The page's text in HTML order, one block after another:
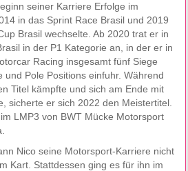
seiner Karriere Erfolge im
in das Sprint Race Brasil und 2019
Brasil wechselte. Ab 2020 trat er in
in der P1 Kategorie an, in der er in
Racing insgesamt fünf Siege
und Pole Positions einfuhr. Während
Titel kämpfte und sich am Ende mit
sicherte er sich 2022 den Meistertitel.
LMP3 von BWT Mücke Motorsport
Nico seine Motorsport-Karriere nicht
Kart. Stattdessen ging es für ihn im